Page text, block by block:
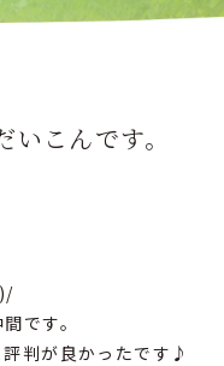
こんです。
です。
判が良かったです♪